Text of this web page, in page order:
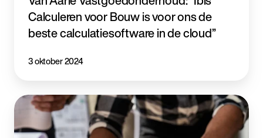
Calculeren voor Bouw is voor ons de
beste calculatiesoftware in de cloud”
3 oktober 2024
Bouwbegroting
maken:
hoe